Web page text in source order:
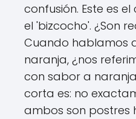
confusión. Este es
el 'bizcocho'. ¿Son
Cuando hablamos
naranja, ¿nos
con sabor a
corta es: no
ambos son postres